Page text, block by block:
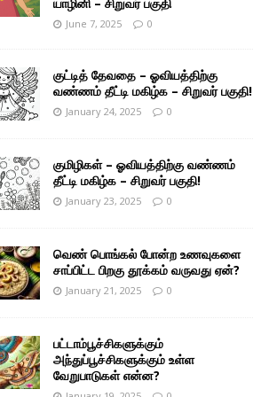
June 7, 2025 0
குட்டித் தேவதை – ஓவியத்திற்கு
வண்ணம் தீட்டி மகிழ்க – சிறுவர் பகுதி!
January 24, 2025 0
குமிழிகள் – ஓவியத்திற்கு வண்ணம்
தீட்டி மகிழ்க – சிறுவர் பகுதி!
January 23, 2025 0
வெண் பொங்கல் போன்ற உணவுகளை
சாப்பிட்ட பிறகு தூக்கம் வருவது ஏன்?
January 21, 2025 0
பட்டாம்பூச்சிகளுக்கும்
அந்துப்பூச்சிகளுக்கும் உள்ள
வேறுபாடுகள் என்ன?